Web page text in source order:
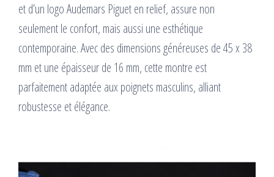
et d’un logo Audemars Piguet en relief, assure non
seulement le confort, mais aussi une esthétique
contemporaine. Avec des dimensions généreuses de 45 x 38
mm et une épaisseur de 16 mm, cette montre est
parfaitement adaptée aux poignets masculins, alliant
robustesse et élégance.